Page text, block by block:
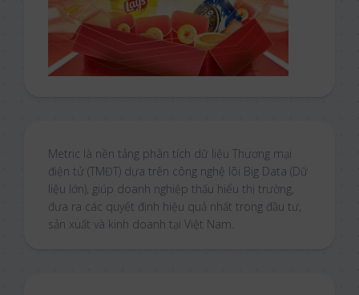
Metric là nền tảng phân tích dữ liệu Thương mại
điện tử (TMĐT) dựa trên công nghệ lõi Big Data (Dữ
liệu lớn), giúp doanh nghiệp thấu hiểu thị trường,
đưa ra các quyết định hiệu quả nhất trong đầu tư,
sản xuất và kinh doanh tại Việt Nam.